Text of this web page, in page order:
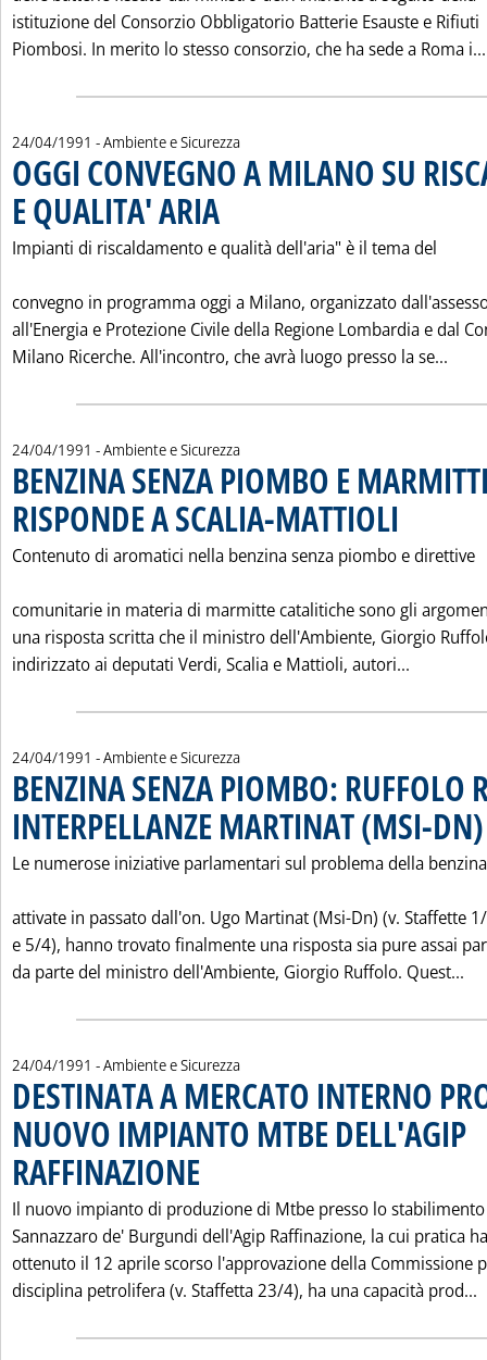
istituzione del Consorzio Obbligatorio Batterie Esauste e Rifiuti
Piombosi. In merito lo stesso consorzio, che ha sede a Roma i...
24/04/1991 - Ambiente e Sicurezza
OGGI CONVEGNO A MILANO SU
E QUALITA' ARIA
Impianti di riscaldamento e qualità dell'aria" è il tema del
convegno in programma oggi a Milano, organizzato
all'Energia e Protezione Civile della Regione Lombardia e dal
Milano Ricerche. All'incontro, che avrà luogo presso la se...
24/04/1991 - Ambiente e Sicurezza
BENZINA SENZA PIOMBO E
RISPONDE A SCALIA-MATTIOLI
Contenuto di aromatici nella benzina senza piombo e direttive
comunitarie in materia di marmitte catalitiche sono gli
una risposta scritta che il ministro dell'Ambiente, Giorgio
indirizzato ai deputati Verdi, Scalia e Mattioli, autori...
24/04/1991 - Ambiente e Sicurezza
BENZINA SENZA PIOMBO: RUFFOLO
INTERPELLANZE MARTINAT (MSI-DN)
Le numerose iniziative parlamentari sul problema della
attivate in passato dall'on. Ugo Martinat (Msi-Dn) (v. Staffette
e 5/4), hanno trovato finalmente una risposta sia pure assai
da parte del ministro dell'Ambiente, Giorgio Ruffolo. Quest...
24/04/1991 - Ambiente e Sicurezza
DESTINATA A MERCATO INTERNO
NUOVO IMPIANTO MTBE DELL'AGIP
RAFFINAZIONE
Il nuovo impianto di produzione di Mtbe presso lo
Sannazzaro de' Burgundi dell'Agip Raffinazione, la cui pratica ha
ottenuto il 12 aprile scorso l'approvazione della Commissione
disciplina petrolifera (v. Staffetta 23/4), ha una capacità prod...